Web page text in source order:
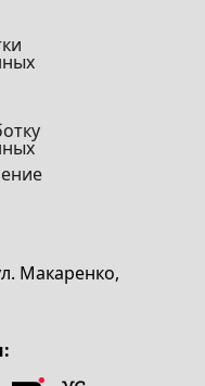
Макаренко,